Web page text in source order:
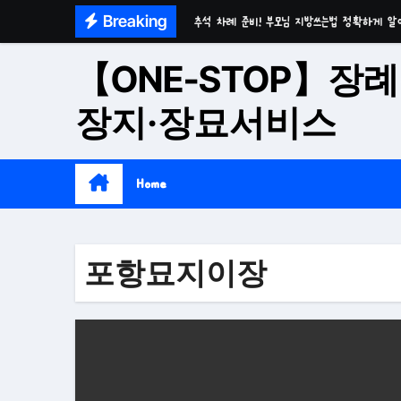
Breaking 추석 차례 준비! 부모님 지방쓰는법 정확하게 알
시간이 흘러도 변함없는 가치 성주 추모공원
치유와 위로의 공간 기독교전용 김천 납골당
재단법인 효심추모공원(현 삼랑진추모공원)
【ONE-STOP】장례
장지·장묘서비스
Home
포항묘지이장